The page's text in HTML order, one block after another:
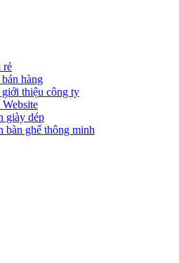
rẻ
hàng
thiệu công ty
giày dép
bàn ghế thông minh